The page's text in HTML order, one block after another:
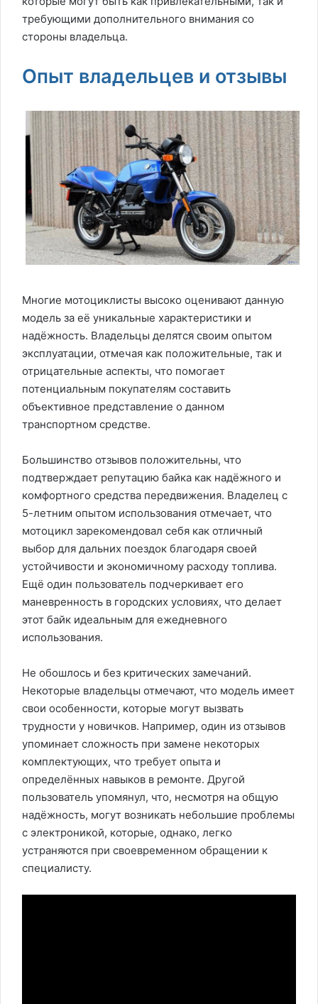
требующими дополнительного внимания со
стороны владельца.
Опыт владельцев и отзывы
Многие мотоциклисты высоко оценивают данную
модель за её уникальные характеристики и
надёжность. Владельцы делятся своим опытом
эксплуатации, отмечая как положительные, так и
отрицательные аспекты, что помогает
потенциальным покупателям составить
объективное представление о данном
транспортном средстве.
Большинство отзывов положительны, что
подтверждает репутацию байка как надёжного и
комфортного средства передвижения. Владелец с
5-летним опытом использования отмечает, что
мотоцикл зарекомендовал себя как отличный
выбор для дальних поездок благодаря своей
устойчивости и экономичному расходу топлива.
Ещё один пользователь подчеркивает его
маневренность в городских условиях, что делает
этот байк идеальным для ежедневного
использования.
Не обошлось и без критических замечаний.
Некоторые владельцы отмечают, что модель имеет
свои особенности, которые могут вызвать
трудности у новичков. Например, один из отзывов
упоминает сложность при замене некоторых
комплектующих, что требует опыта и
определённых навыков в ремонте. Другой
пользователь упомянул, что, несмотря на общую
надёжность, могут возникать небольшие проблемы
с электроникой, которые, однако, легко
устраняются при своевременном обращении к
специалисту.